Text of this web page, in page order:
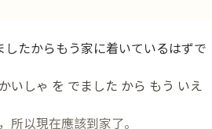
たからもう家に着いているはずで
いしゃ を でました から もう いえ
所以現在應該到家了。